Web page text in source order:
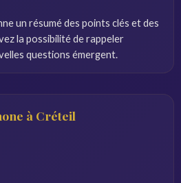
un résumé des points clés et des
la possibilité de rappeler
questions émergent.
à Créteil